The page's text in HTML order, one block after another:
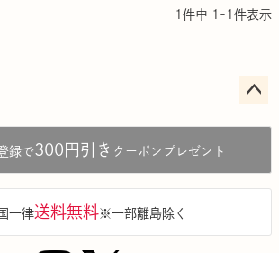
1 件中 1 - 1 件表示
へ
録で300円引き クーポンプレゼント
一律送料無料※一部離島除く